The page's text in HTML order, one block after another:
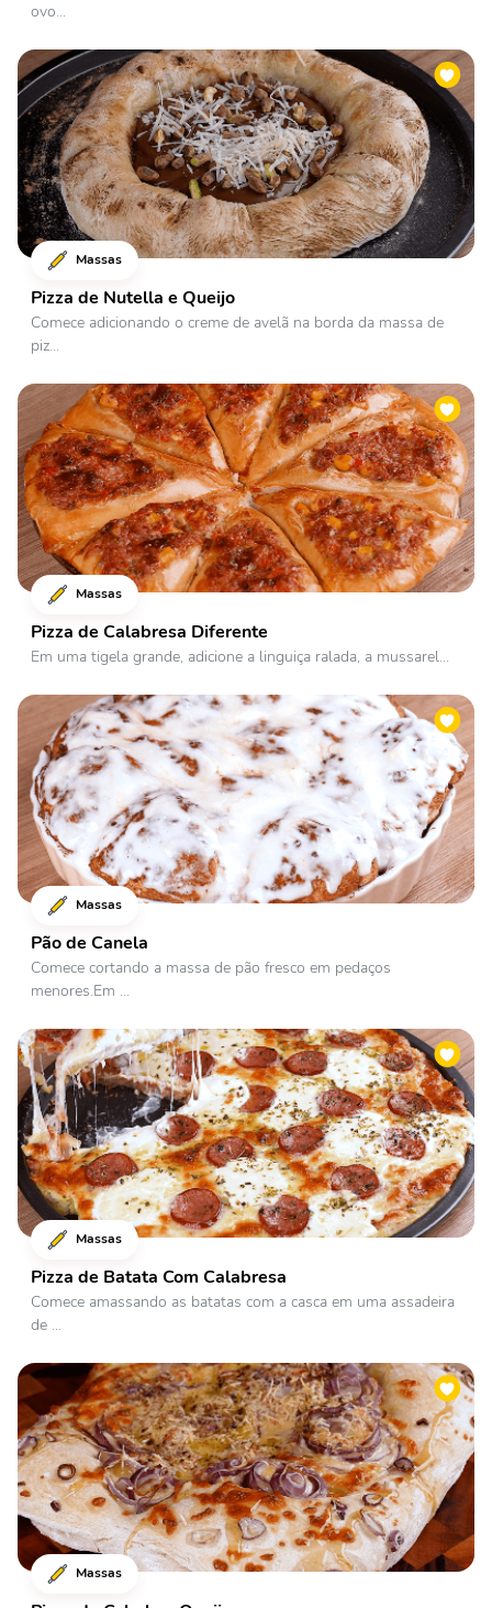
ovo...
Massas
Pizza de Nutella e Queijo
Comece adicionando o creme de avelã na borda da massa de
piz...
Massas
Pizza de Calabresa Diferente
Em uma tigela grande, adicione a linguiça ralada, a mussarel...
Massas
Pão de Canela
Comece cortando a massa de pão fresco em pedaços
menores.Em ...
Massas
Pizza de Batata Com Calabresa
Comece amassando as batatas com a casca em uma assadeira
de ...
Massas